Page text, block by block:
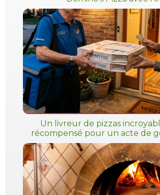
Un livreur de pizzas
récompensé pour un acte de